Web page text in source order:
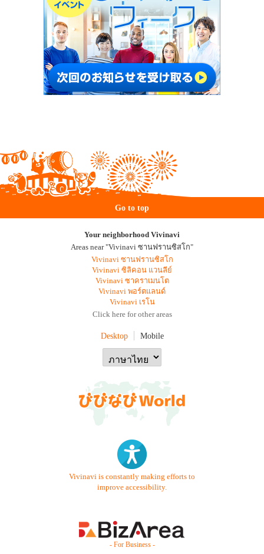
Go to top
Your neighborhood Vivinavi
Areas near "Vivinavi ซานฟรานซิสโก"
Vivinavi ซานฟรานซิสโก
Vivinavi ซิลิคอน แวนลีย์
Vivinavi ซาคราเมนโต
Vivinavi พอร์ตแลนด์
Vivinavi เรโน
Click here for other areas
Desktop Mobile
Vivinavi is constantly making efforts to
improve accessibility.
- For Business -